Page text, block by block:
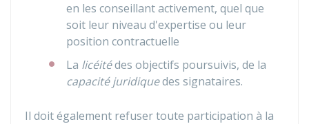
en les conseillant activement, quel que
soit leur niveau d'expertise ou leur
position contractuelle
La licéitédes objectifs poursuivis, de la
capacité juridiquedes signataires.
Il doit également refuser toute participation à la